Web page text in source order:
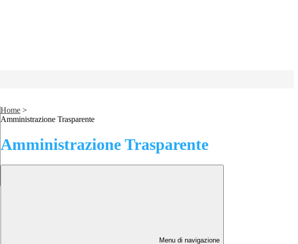
Home >
Amministrazione Trasparente
Amministrazione Trasparente
Menu di navigazione